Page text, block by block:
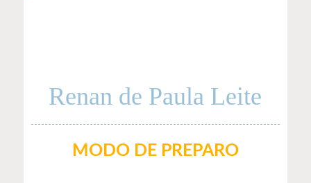
Renan de Paula Leite
MODO DE PREPARO